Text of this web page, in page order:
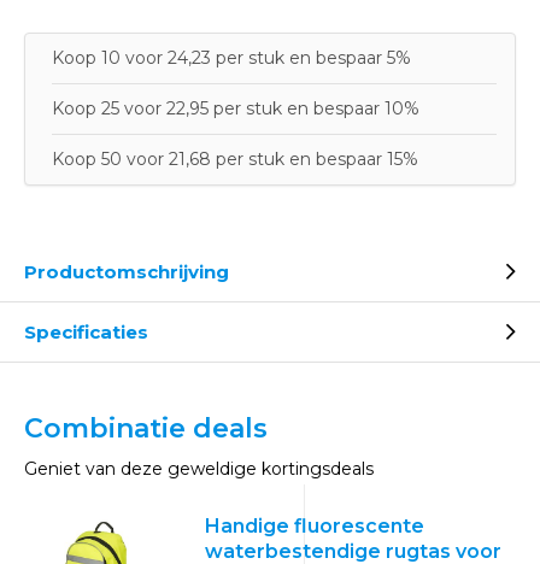
Koop 10 voor 24,23 per stuk en bespaar 5%
Koop 25 voor 22,95 per stuk en bespaar 10%
Koop 50 voor 21,68 per stuk en bespaar 15%
Productomschrijving
Specificaties
Combinatie deals
Geniet van deze geweldige kortingsdeals
Handige fluorescente
waterbestendige rugtas voor